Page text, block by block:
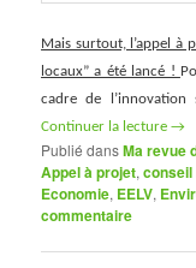
Mais surtout, l’appel à
locaux” a été lancé !
cadre de
Continuer la lecture→
Publié dansMa revue
Appel à projet,conseil
Economie, EELV,
commentaire